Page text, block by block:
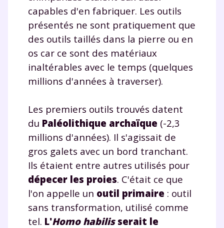
capables d'en fabriquer. Les outils
présentés ne sont pratiquement que
des outils taillés dans la pierre ou en
os car ce sont des matériaux
inaltérables avec le temps (quelques
millions d'années à traverser).
Les premiers outils trouvés datent
du Paléolithique archaïque (-2,3
millions d'années). Il s'agissait de
gros galets avec un bord tranchant.
Ils étaient entre autres utilisés pour
dépecer les proies. C'était ce que
l'on appelle un outil primaire : outil
sans transformation, utilisé comme
tel. L'Homo habilisserait le
Envie de progresser